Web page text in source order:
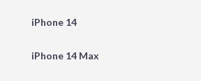
iPhone 14
iPhone 14 Max